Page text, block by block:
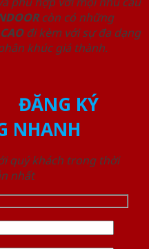
còn có những
CAOđi kèm với sự đa dạng
khúc giá thành.
ĐĂNG KÝ
NHANH
quý khách trong thời
nhất